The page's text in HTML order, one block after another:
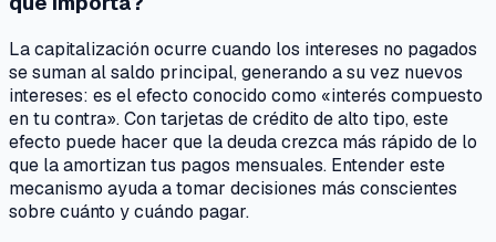
La capitalización ocurre cuando los intereses no pagados
se suman al saldo principal, generando a su vez nuevos
intereses: es el efecto conocido como «interés compuesto
en tu contra». Con tarjetas de crédito de alto tipo, este
efecto puede hacer que la deuda crezca más rápido de lo
que la amortizan tus pagos mensuales. Entender este
mecanismo ayuda a tomar decisiones más conscientes
sobre cuánto y cuándo pagar.